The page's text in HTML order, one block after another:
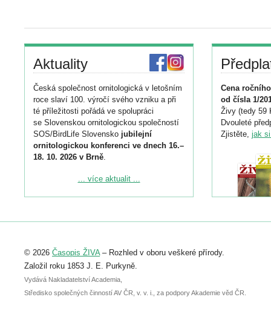
Aktuality
Česká společnost ornitologická v letošním
roce slaví 100. výročí svého vzniku a při
té příležitosti pořádá ve spolupráci
se Slovenskou ornitologickou společností
SOS/BirdLife Slovensko jubilejní
ornitologickou konferenci ve dnech 16.–
18. 10. 2026 v Brně.
Podrobnější informace ke konferenci
Registrovat se můžete do 6. září.
abstraktu přihlášené přednášky nebo
posteru je už 30. června.
... více aktualit ...
Cena
od čísla 1/
Živy (tedy 59
Dvouleté
Zjistěte, jak
© 2026 Časopis ŽIVA– Rozhled v oboru veškeré přírody.
Založil roku 1853 J. E. Purkyně.
Vydává Nakladatelství Academia,
Středisko společných činností AV ČR, v. v. i., za podpory Akademie věd ČR.